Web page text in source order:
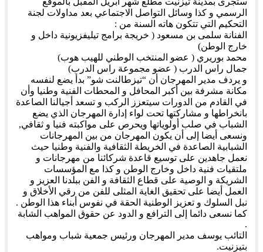
الرسمي و كذا وسائل التواصل الاجتماعي بعد مداولات لجنة
التحكيم التي تتكون هاته السنة من :
الفنانة سلمى بن مسعود ( خريجة برامج تيليفزيونية داخل و
خارج الوطن)
محمد بوريري ( عضو المنتخب الوطني للهيب هوب)
جمال راس الدرب ( عضو مجموعة راس الدرب)
و يردف مدير المهرجان أن “تيزطالنت شو” بدأ يضع لنفسه
مكانة مشرفة بين أكبر المحافل و المحطات الفنية وطنيا وأن
في القادم من الدورات سيتعزز الركب و تسعد أجيالنا الصاعدة
بانخراطها و مشاركتها تحت لواء إدارة المهرجان الذي يضع
الشباب في صلب أولوياتها ويحرص على مواكبته فنيا و ثقافي,
ونسعى أيضا إلى أن يكون المهرجان من بين المهرجانات
الشبابية الصاعدة في الخريطة الثقافية والفنية وطنيا حيث
نعمل جاهدين على توسيع قاعدة شركائنا من مهرجانات و
ملتقيات فنية داخل وخارج الوطن و كذا مع المؤسسات
الشريكة و الوصية على قطاع الثقافة و الفن ببلدنا العزيز و
العمل أيضا على تحقيق الغاية المثلى للفن من رقي الأخلاق و
نبل السلوك و تعزيز الوطنية الحقة في نفوس أبناء هذا الوطن .
كما نسعى دائما إلى الترافع و الدود عن حقوق المواهب الشابة
.
التائب يوسف مدير المهرجان ورئيس جمعية شباب ومواهب
بتيزنيت.